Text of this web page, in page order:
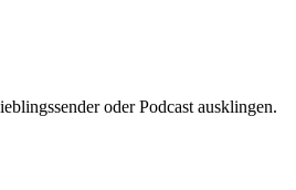
oder Podcast ausklingen.